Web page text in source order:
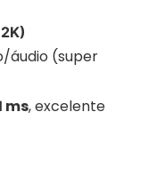
áudio (super
ms, excelente